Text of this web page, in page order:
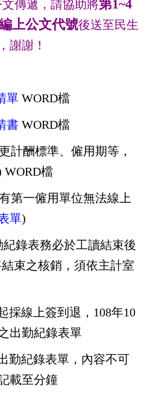
傳遞，請協助將第1~4
上公文代號後送至民生
謝謝！
單 WORD檔
書 WORD檔
計酬標準、僱用期等，
WORD檔
第一僱用單位無法線上
單)
表務必於工讀結束後
束之核銷，須依主計室
線上簽到退，108年10
出勤紀錄表單
紀錄表單，內容不可
載至分鐘